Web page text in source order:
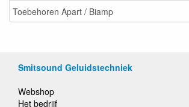
Toebehoren Apart / Biamp
Smitsound Geluidstechniek
Webshop
Het bedrijf